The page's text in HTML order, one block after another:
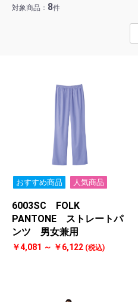
対象商品： 8件
おすすめ商品 人気商品
6003SC FOLK
PANTONE ストレートパ
ンツ 男女兼用
￥4,081 ～ ￥6,122 (税込)